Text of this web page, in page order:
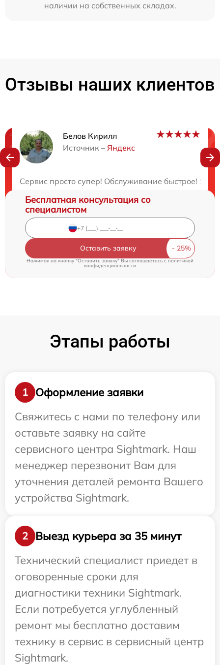
наличии на собственных складах.
Отзывы наших клиентов
Белов Кирилл
Источник – Яндекс
Сервис просто супер! Обслуживание быстрое! Я
Нужна консультация?
Бесплатная консультация со
специалистом
Оставить заявку
Нажимая на кнопку "Оставить заявку" Вы соглашаетесь cполитикой
конфиденциальности
Этапы работы
1
Оформление заявки
Свяжитесь с нами по телефону или
оставьте заявку на сайте
сервисного центра Sightmark. Наш
менеджер перезвонит Вам для
уточнения деталей ремонта Вашего
устройства Sightmark.
2
Выезд курьера за 35 минут
Технический специалист приедет в
оговоренные сроки для
диагностики техники Sightmark.
Если потребуется углубленный
ремонт мы бесплатно доставим
технику в сервис в сервисный центр
Sightmark.